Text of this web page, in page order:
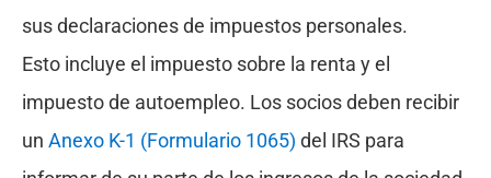
sus declaraciones de impuestos personales.
Esto incluye el impuesto sobre la renta y el
impuesto de autoempleo. Los socios deben recibir
un Anexo K-1 (Formulario 1065) del IRS para